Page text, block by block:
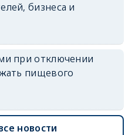
бизнеса и
при отключении
пищевого
новости